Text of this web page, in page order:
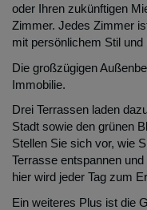
oder Ihren zukünftigen
Zimmer. Jedes Zimmer
mit persönlichem Stil
Die großzügigen
Immobilie.
Drei Terrassen laden
Stadt sowie den grünen
Stellen Sie sich vor, wie
Terrasse entspannen
hier wird jeder Tag zum
Ein weiteres Plus ist die